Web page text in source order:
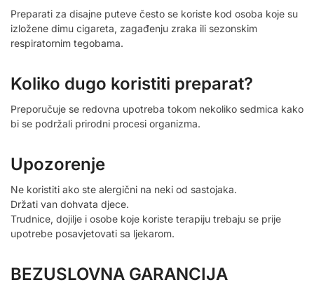
Preparati za disajne puteve često se koriste kod osoba koje su
izložene dimu cigareta, zagađenju zraka ili sezonskim
respiratornim tegobama.
Koliko dugo koristiti preparat?
Preporučuje se redovna upotreba tokom nekoliko sedmica kako
bi se podržali prirodni procesi organizma.
Upozorenje
Ne koristiti ako ste alergični na neki od sastojaka.
Držati van dohvata djece.
Trudnice, dojilje i osobe koje koriste terapiju trebaju se prije
upotrebe posavjetovati sa ljekarom.
BEZUSLOVNA GARANCIJA